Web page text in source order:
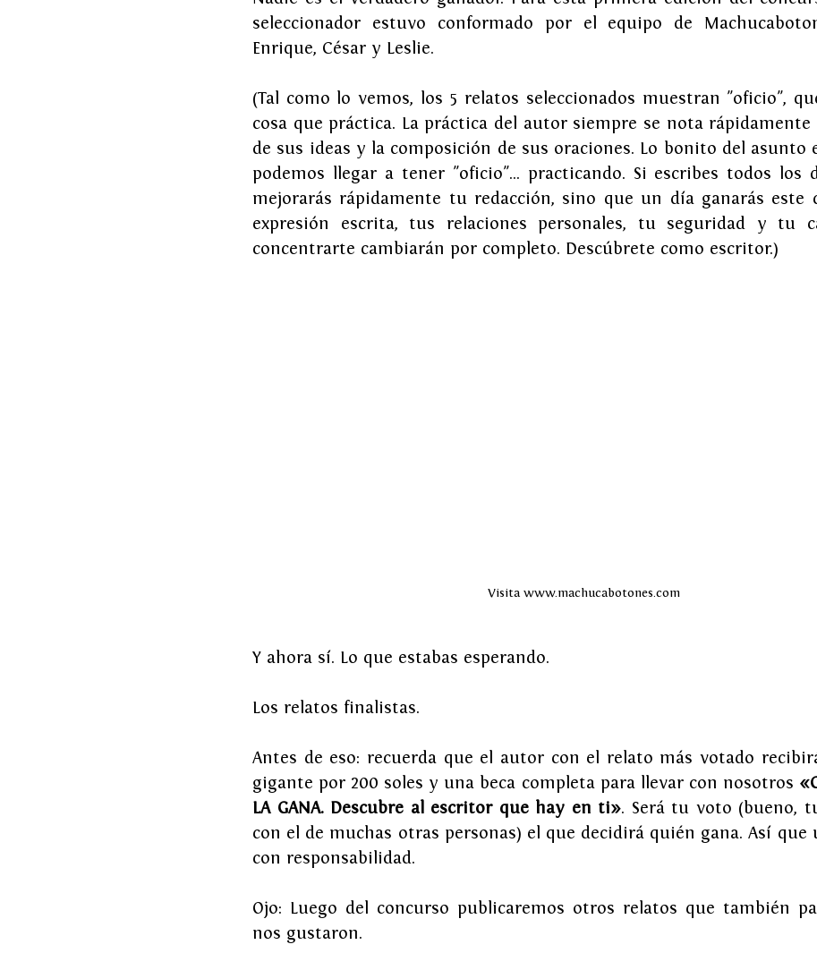
seleccionador estuvo conformado por el equipo de
Enrique, César y Leslie.
(Tal como lo vemos, los 5 relatos seleccionados muestran "oficio",
cosa que práctica. La práctica del autor siempre se nota
de sus ideas y la composición de sus oraciones. Lo bonito del asunto
podemos llegar a tener "oficio"... practicando. Si escribes todos los
mejorarás rápidamente tu redacción, sino que un día ganarás este
expresión escrita, tus relaciones personales, tu seguridad y tu
concentrarte cambiarán por completo. Descúbrete como escritor.)
Visita www.machucabotones.com
Y ahora sí. Lo que estabas esperando.
Los relatos finalistas.
Antes de eso: recuerda que el autor con el relato más votado
gigante por 200 soles y una beca completa para llevar con nosotros
LA GANA. Descubre al escritor que hay en ti». Será tu voto (bueno,
con el de muchas otras personas) el que decidirá quién gana. Así que
con responsabilidad.
Ojo: Luego del concurso publicaremos otros relatos que también
nos gustaron.